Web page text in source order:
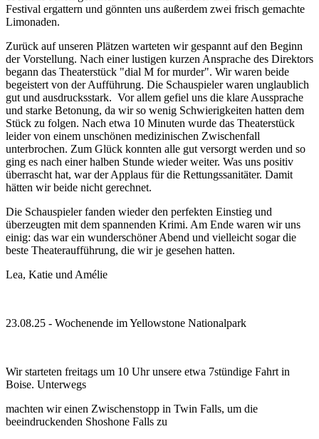
Festival ergattern und gönnten uns außerdem zwei frisch gemachte
Limonaden.
Zurück auf unseren Plätzen warteten wir gespannt auf den Beginn
der Vorstellung. Nach einer lustigen kurzen Ansprache des Direktors
begann das Theaterstück "dial M for murder". Wir waren beide
begeistert von der Aufführung. Die Schauspieler waren unglaublich
gut und ausdrucksstark. Vor allem gefiel uns die klare Aussprache
und starke Betonung, da wir so wenig Schwierigkeiten hatten dem
Stück zu folgen. Nach etwa 10 Minuten wurde das Theaterstück
leider von einem unschönen medizinischen Zwischenfall
unterbrochen. Zum Glück konnten alle gut versorgt werden und so
ging es nach einer halben Stunde wieder weiter. Was uns positiv
überrascht hat, war der Applaus für die Rettungssanitäter. Damit
hätten wir beide nicht gerechnet.
Die Schauspieler fanden wieder den perfekten Einstieg und
überzeugten mit dem spannenden Krimi. Am Ende waren wir uns
einig: das war ein wunderschöner Abend und vielleicht sogar die
beste Theateraufführung, die wir je gesehen hatten.
Lea, Katie und Amélie
23.08.25 - Wochenende im Yellowstone Nationalpark
Wir starteten freitags um 10 Uhr unsere etwa 7stündige Fahrt in
Boise. Unterwegs
machten wir einen Zwischenstopp in Twin Falls, um die
beeindruckenden Shoshone Falls zu